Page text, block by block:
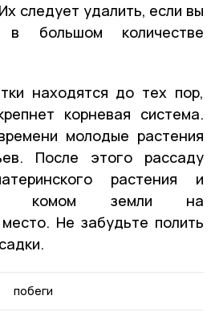
следует удалить, если вы
большом количестве
находятся до тех пор,
корневая система.
молодые растения
После этого рассаду
растения и
с комом земли на
Не забудьте полить
побеги